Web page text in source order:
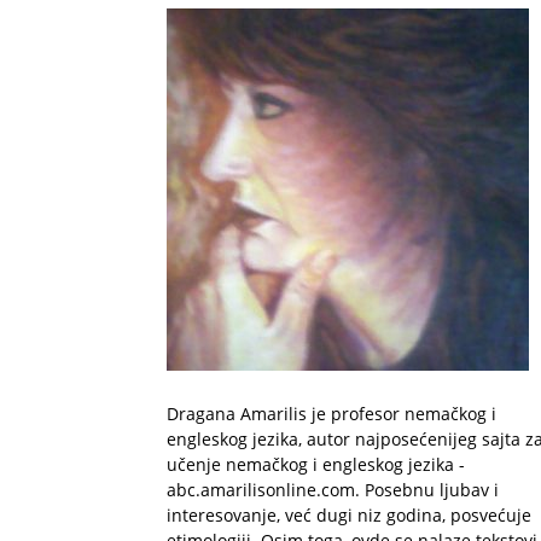
Dragana Amarilis je profesor nemačkog i
engleskog jezika, autor najposećenijeg sajta za
učenje nemačkog i engleskog jezika -
abc.amarilisonline.com. Posebnu ljubav i
interesovanje, već dugi niz godina, posvećuje